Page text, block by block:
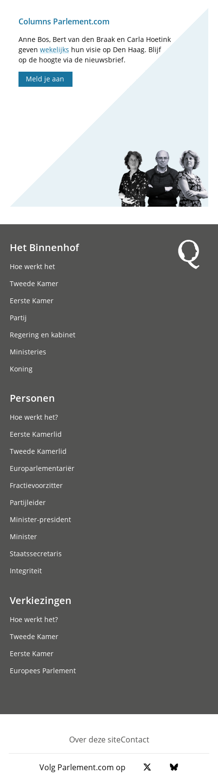
Columns Parlement.com
Anne Bos, Bert van den Braak en Carla Hoetink
geven wekelijks hun visie op Den Haag. Blijf
op de hoogte via de nieuwsbrief.
Meld je aan
Het Binnenhof
Hoe werkt het
Tweede Kamer
Eerste Kamer
Partij
Regering en kabinet
Ministeries
Koning
Personen
Hoe werkt het?
Eerste Kamerlid
Tweede Kamerlid
Europarlementariër
Fractievoorzitter
Partijleider
Minister-president
Minister
Staatssecretaris
Integriteit
Verkiezingen
Hoe werkt het?
Tweede Kamer
Eerste Kamer
Europees Parlement
Footer
Over deze siteContact
Volg Parlement.com op